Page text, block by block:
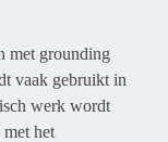
met grounding
vaak gebruikt in
werk wordt
met het